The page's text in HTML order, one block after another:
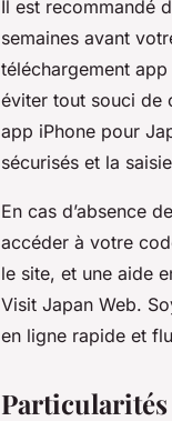
Il est recommandé
semaines avant
téléchargement
éviter tout souci de
app iPhone pour
sécurisés et la
En cas d’absence
accéder à votre
le site, et une aide
Visit Japan Web.
en ligne rapide et